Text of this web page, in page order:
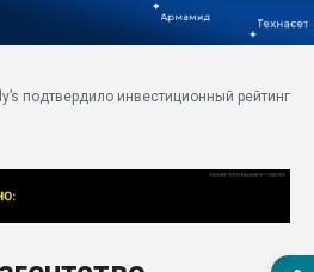
заводу пластмасс"
первый план в
подтвердило инвестиционный рейтинг